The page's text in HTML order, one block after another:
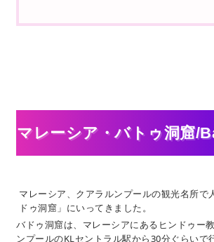
マレーシア・バトゥ洞窟/
マレーシア、クアラルンプールの観光名所で
ドゥ洞窟」にいってきました。
バドゥ洞窟は、マレーシアにあるヒンドゥー
ンプールのKLセントラル駅から30分ぐらいで